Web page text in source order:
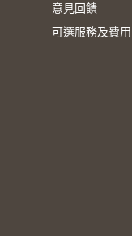
意見回饋
可選服務及費用